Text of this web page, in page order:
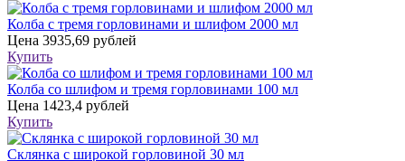
Колба с тремя горловинами и шлифом 2000 мл
Цена 3935,69 рублей
Купить
Колба со шлифом и тремя горловинами 100 мл
Цена 1423,4 рублей
Купить
Склянка с широкой горловиной 30 мл